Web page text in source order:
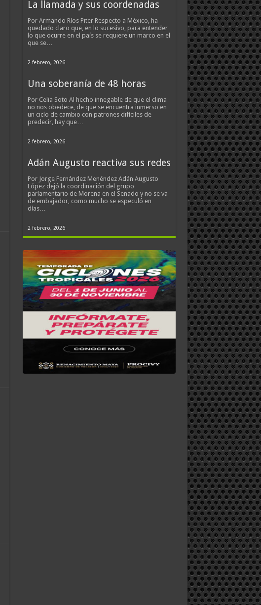
La llamada y sus coordenadas
Por Armando Ríos Piter Respecto a México, ha
quedado claro que, en lo sucesivo, para entender
lo que ocurre en el país se requiere un marco en el
que se…
2 febrero, 2026
Una soberanía de 48 horas
Por Celia Soto Al hecho innegable de que el clima
no nos obedece, de que se encuentra inmerso en
un ciclo de cambio con patrones difíciles de
predecir, hay que…
2 febrero, 2026
Adán Augusto reactiva sus redes
Por Jorge Fernández Menéndez Adán Augusto
López dejó la coordinación del grupo
parlamentario de Morena en el Senado y no se va
de embajador, como mucho se especuló en
días…
2 febrero, 2026